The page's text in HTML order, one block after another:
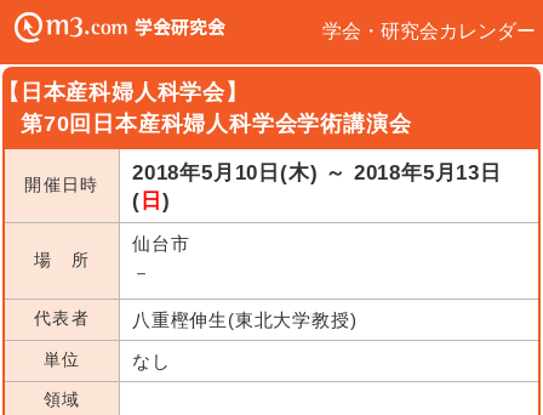
学会・研究会カレンダー
日本産科婦人科学会】
第70回日本産科婦人科学会学術講演会
開催日時
2018年5月10日(木) ～ 2018年5月13日
( 日 )
場 所
仙台市
－
代表者 八重樫伸生(東北大学教授)
単位 なし
領域